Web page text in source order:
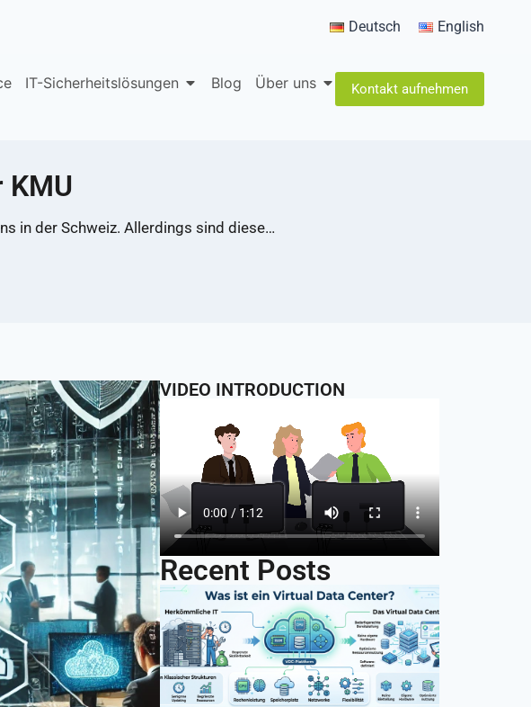
Deutsch English
IT-Sicherheitslösungen Blog Über uns Kontakt aufnehmen
in der Schweiz. Allerdings sind diese…
VIDEO INTRODUCTION
Recent Posts